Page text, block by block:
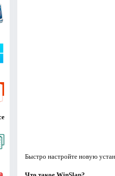
Быстро настройте новую